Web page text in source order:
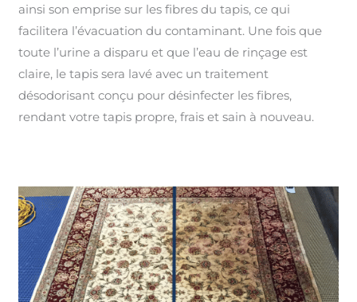
ainsi son emprise sur les fibres du tapis, ce qui
facilitera l’évacuation du contaminant. Une fois que
toute l’urine a disparu et que l’eau de rinçage est
claire, le tapis sera lavé avec un traitement
désodorisant conçu pour désinfecter les fibres,
rendant votre tapis propre, frais et sain à nouveau.